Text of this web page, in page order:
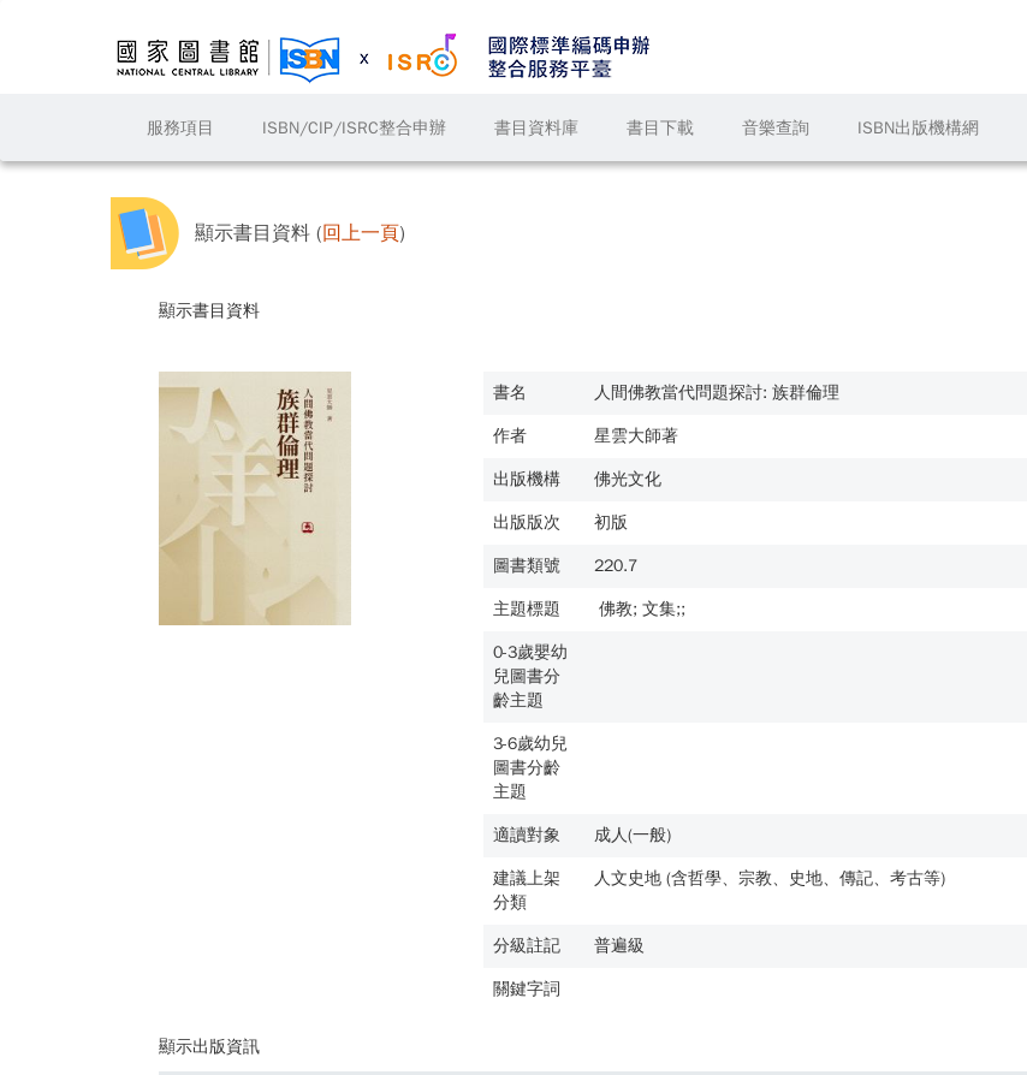
服務項目 ISBN/CIP/ISRC整合申辦 書目資料庫 書目下載 音樂查詢 ISBN出版機構網
顯示書目資料 (回上一頁)
顯示書目資料
書名 人間佛教當代問題探討: 族群倫理
作者 星雲大師著
出版機構 佛光文化
出版版次 初版
圖書類號 220.7
主題標題 佛教; 文集;;
0-3歲嬰幼
兒圖書分
齡主題
3-6歲幼兒
圖書分齡
主題
適讀對象 成人(一般)
建議上架
分類
人文史地 (含哲學、宗教、史地、傳記、考古等)
分級註記 普遍級
關鍵字詞
顯示出版資訊